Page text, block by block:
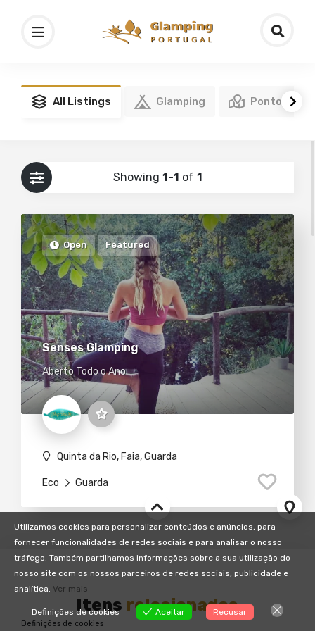
All Listings Glamping Pontos de
Showing 1-1 of 1
Open Featured
Senses Glamping
Aberto Todo o Ano
Quinta da Rio, Faia, Guarda
Eco Guarda
Itens relacionados
Utilizamos cookies para personalizar conteúdos e anúncios, para
fornecer funcionalidades de redes sociais e para analisar o nosso
tráfego. Também partilhamos informações sobre a sua utilização do
nosso site com os nossos parceiros de redes sociais, publicidade e
analítica. Ver mais
Definições de cookies Aceitar Recusar
Definições de cookies